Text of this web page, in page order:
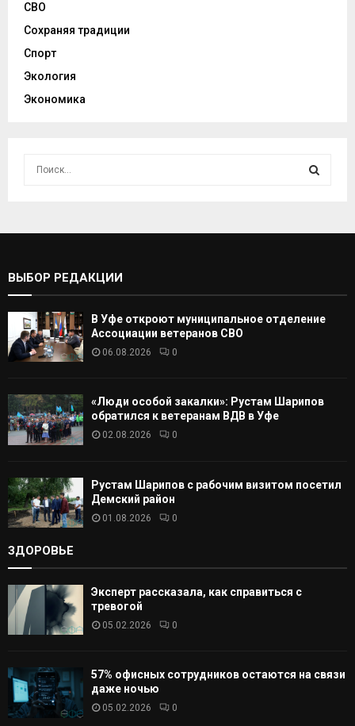
СВО
Сохраняя традиции
Спорт
Экология
Экономика
С
А
ВЫБОР РЕДАКЦИИ
В Уфе откроют муниципальное отделение
Ассоциации ветеранов СВО
06.08.2026 0
«Люди особой закалки»: Рустам Шарипов
обратился к ветеранам ВДВ в Уфе
02.08.2026 0
Рустам Шарипов с рабочим визитом посетил
Демский район
01.08.2026 0
ЗДОРОВЬЕ
Эксперт рассказала, как справиться с
тревогой
05.02.2026 0
57% офисных сотрудников остаются на связи
даже ночью
05.02.2026 0